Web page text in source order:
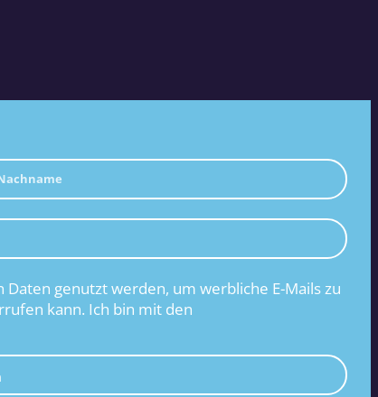
genutzt werden, um werbliche E-Mails zu
kann. Ich bin mit den